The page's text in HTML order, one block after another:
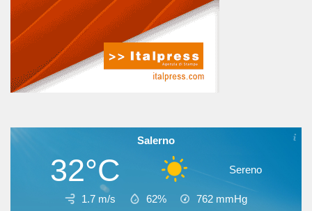
Salerno
32°C Sereno
1.7 m/s 62% 762 mmHg